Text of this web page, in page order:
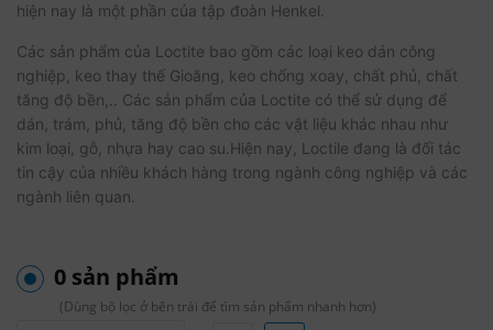
hiện nay là một phần của tập đoàn Henkel.
Các sản phẩm của Loctite bao gồm các loại keo dán công
nghiệp, keo thay thế Gioăng, keo chống xoay, chất phủ, chất
tăng độ bền,.. Các sản phẩm của Loctite có thể sử dụng để
dán, trám, phủ, tăng độ bền cho các vật liệu khác nhau như
kim loại, gỗ, nhựa hay cao su.Hiện nay, Loctile đang là đối tác
tin cậy của nhiều khách hàng trong ngành công nghiệp và các
ngành liên quan.
0 sản phẩm
(Dùng bộ lọc ở bên trái để tìm sản phẩm nhanh hơn)